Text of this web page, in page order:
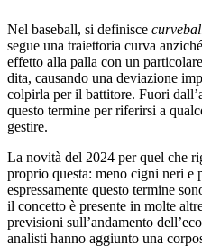
Nel baseball, si definisce
segue una traiettoria curva
effetto alla palla con un
dita, causando una deviazione
colpirla per il battitore. Fuori
questo termine per riferirsi a
gestire.
La novità del 2024 per quel che
proprio questa: meno cigni neri e
espressamente questo termine
il concetto è presente in molte
previsioni sull’andamento
analisti hanno aggiunto una